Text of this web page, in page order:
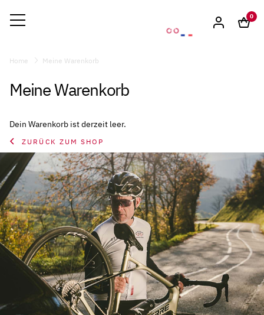
0
Home Meine Warenkorb
Meine Warenkorb
Dein Warenkorb ist derzeit leer.
ZURÜCK ZUM SHOP